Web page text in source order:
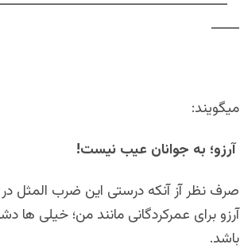
ـــــــ
میگویند:
آرزو؛ به جوانان عیب نیست!
صرف نظر آز آنکه درستی این ضرب المثل در
آرزو برای عمرکردگانی مانند من؛ خیلی
باشد.